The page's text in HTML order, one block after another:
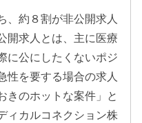
、約８割が非公開求人
開求人とは、主に医療
に公にしたくないポジ
性を要する場合の求人
きのホットな案件」と
ィカルコネクション株